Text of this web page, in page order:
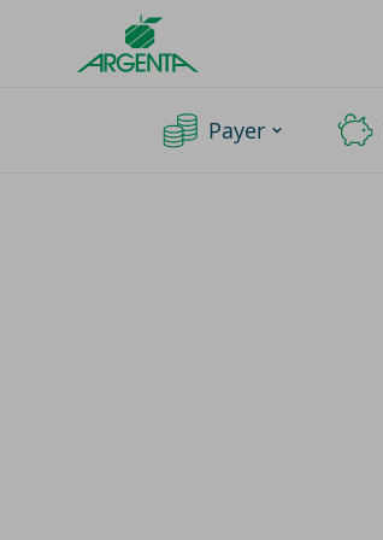
Argenta
Homepage
Payer